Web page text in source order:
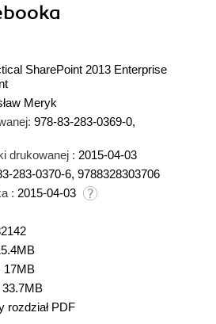
SharePoint 2013 Enterprise
Meryk
978-83-283-0369-0,
drukowanej : 2015-04-03
283-0370-6, 9788328303706
: 2015-04-03
17MB
33.7MB
rozdział PDF